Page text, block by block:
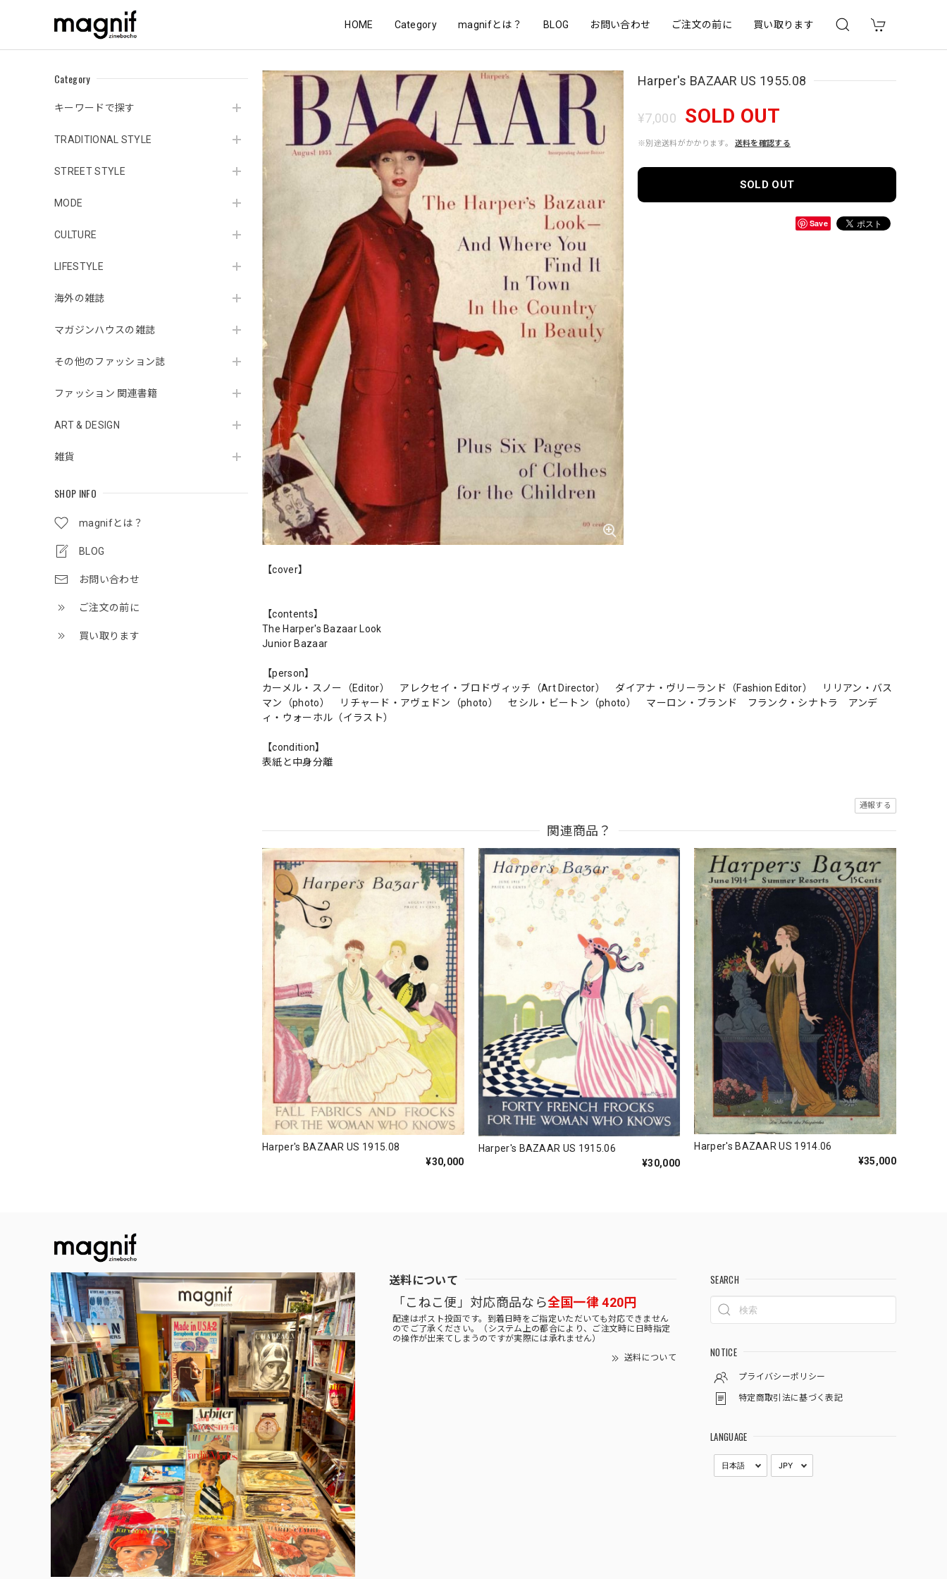
HOME Category magnifとは？ BLOG お問い合わせ ご注文の前に 買い取ります
Category
キーワードで探す
TRADITIONAL STYLE
STREET STYLE
MODE
CULTURE
LIFESTYLE
海外の雑誌
マガジンハウスの雑誌
その他のファッション誌
ファッション 関連書籍
ART & DESIGN
雑貨
SHOP INFO
magnifとは？
BLOG
お問い合わせ
ご注文の前に
買い取ります
Harper's BAZAAR US 1955.08
¥7,000 SOLD OUT
※別途送料がかかります。 送料を確認する
SOLD OUT
Save
【cover】
【contents】
The Harper's Bazaar Look
Junior Bazaar
【person】
カーメル・スノー（Editor） アレクセイ・ブロドヴィッチ（Art Director） ダイアナ・ヴリーランド（Fashion Editor） リリアン・バス
マン（photo） リチャード・アヴェドン（photo） セシル・ビートン（photo） マーロン・ブランド フランク・シナトラ アンデ
ィ・ウォーホル（イラスト）
【condition】
表紙と中身分離
通報する
関連商品？
Harper's BAZAAR US 1915.08
¥30,000
Harper's BAZAAR US 1915.06
¥30,000
Harper's BAZAAR US 1914.06
¥35,000
送料について
「こねこ便」対応商品なら全国一律 420円
配達はポスト投函です。到着日時をご指定いただいても対応できません
のでご了承ください。（システム上の都合により、ご注文時に日時指定
の操作が出来てしまうのですが実際には承れません）
送料について
SEARCH
NOTICE
プライバシーポリシー
特定商取引法に基づく表記
LANGUAGE